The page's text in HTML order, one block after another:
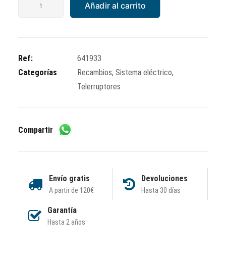
30A
cantidad
Añadir al carrito
Ref:
641933
Categorías
Recambios, Sistema eléctrico,
Telerruptores
Compartir
Envío gratis
A partir de 120€
Devoluciones
Hasta 30 días
Garantía
Hasta 2 años